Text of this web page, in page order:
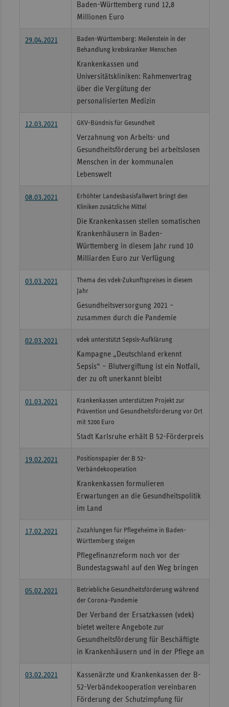
Baden-Württemberg rund 12,8
Millionen Euro
29.04.2021
Baden-Württemberg: Meilenstein in der
Behandlung krebskranker Menschen
Krankenkassen und
Universitätskliniken: Rahmenvertrag
über die Vergütung der
personalisierten Medizin
12.03.2021 GKV-Bündnis für Gesundheit
Verzahnung von Arbeits- und
Gesundheitsförderung bei arbeitslosen
Menschen in der kommunalen
Lebenswelt
08.03.2021
Erhöhter Landesbasisfallwert bringt den
Kliniken zusätzliche Mittel
Die Krankenkassen stellen somatischen
Krankenhäusern in Baden-
Württemberg in diesem Jahr rund 10
Milliarden Euro zur Verfügung
03.03.2021
Thema des vdek-Zukunftspreises in diesem
Jahr
Gesundheitsversorgung 2021 –
zusammen durch die Pandemie
02.03.2021 vdek unterstützt Sepsis-Aufklärung
Kampagne „Deutschland erkennt
Sepsis“ – Blutvergiftung ist ein Notfall,
der zu oft unerkannt bleibt
01.03.2021
Krankenkassen unterstützen Projekt zur
Prävention und Gesundheitsförderung vor Ort
mit 5200 Euro
Stadt Karlsruhe erhält B 52-Förderpreis
19.02.2021
Positionspapier der B 52-
Verbändekooperation
Krankenkassen formulieren
Erwartungen an die Gesundheitspolitik
im Land
17.02.2021
Zuzahlungen für Pflegeheime in Baden-
Württemberg steigen
Pflegefinanzreform noch vor der
Bundestagswahl auf den Weg bringen
05.02.2021
Betriebliche Gesundheitsförderung während
der Corona-Pandemie
Der Verband der Ersatzkassen (vdek)
bietet weitere Angebote zur
Gesundheitsförderung für Beschäftigte
in Krankenhäusern und in der Pflege an
03.02.2021
Kassenärzte und Krankenkassen der B-
52-Verbändekooperation vereinbaren
Förderung der Schutzimpfung für